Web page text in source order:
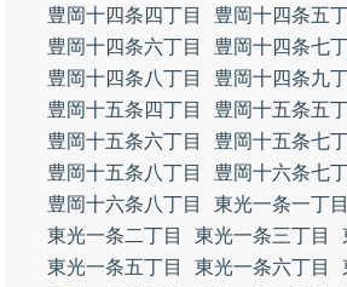
豊岡十四条四丁目
豊岡十四条五
豊岡十四条六丁目
豊岡十四条七
豊岡十四条八丁目
豊岡十四条九
豊岡十五条四丁目
豊岡十五条五
豊岡十五条六丁目
豊岡十五条七
豊岡十五条八丁目
豊岡十六条七
豊岡十六条八丁目
東光一条一丁目
東光一条二丁目
東光一条三丁目
東光一条五丁目
東光一条六丁目